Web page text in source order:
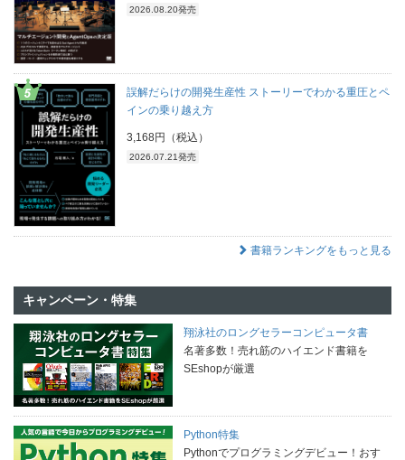
2026.08.20発売
誤解だらけの開発生産性 ストーリーでわかる重圧とペ
インの乗り越え方
3,168円（税込）
2026.07.21発売
書籍ランキングをもっと見る
キャンペーン・特集
翔泳社のロングセラーコンピュータ書
名著多数！売れ筋のハイエンド書籍を
SEshopが厳選
Python特集
Pythonでプログラミングデビュー！おす